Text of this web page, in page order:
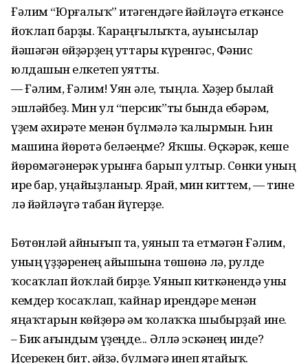
Ғәлим “Юрғалыҡ” итәгендәге йәйләүгә еткәнсе
йоҡлап барҙы. Ҡараңғылыҡта, һауынсылар
йәшәгән өйҙәрҙең уттары күренгәс, Фәнис
юлдашын һелкетеп уятты.
— Ғәлим, Ғәлим! Уян әле, тыңла. Хәҙер былай
эшләйбеҙ. Мин ул “персик”ты бында ебәрәм,
үҙем әхирәте менән бүлмәлә ҡалырмын. Һин
машина йөрөтә беләһеңме? Яҡшы. Өҫкәрәк, кеше
йөрөмәгәнерәк урынға барып ултыр. Сөнки уның
ире бар, уңайһыҙланыр. Ярай, мин киттем, — тине
лә йәйләүгә табан йүгерҙе.
Бөтөнләй айнығып та, уянып та етмәгән Ғәлим,
уның һүҙҙәренең айышына төшөнһә лә, рулде
ҡосаҡлап йоҡлай бирҙе. Уянып киткәнендә уны
кемдер ҡосаҡлап, ҡайнар ирендәре менән
яңаҡтарын көйҙөрә һәм ҡолаҡҡа шыбырҙай ине.
– Бик һағындым үҙеңде... Әллә эскәнһең инде?
Иҫерекһең бит, әйҙә, бүлмәгә инеп ятайыҡ.